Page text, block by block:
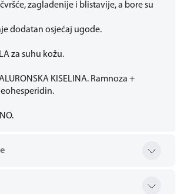
zaglađenije i blistavije, a bore su
dodatan osjećaj ugode.
za suhu kožu.
KISELINA. Ramnoza +